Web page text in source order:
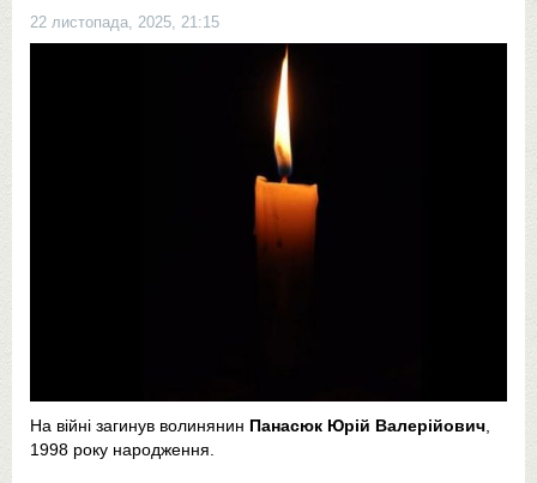
22 листопада, 2025, 21:15
На війні загинув волинянин Панасюк Юрій Валерійович
1998 року народження.